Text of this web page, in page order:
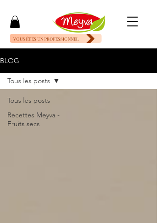
VOUS ÊTES UN PROFESSIONNEL
BLOG
Tous les posts
Recettes Meyva -
Fruits secs
Tous les posts